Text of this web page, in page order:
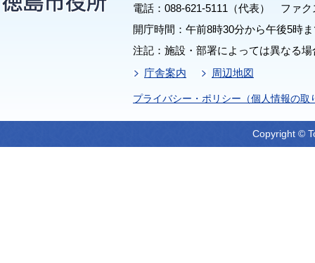
電話：088-621-5111（代表） ファク
開庁時間：午前8時30分から午後5時
注記：施設・部署によっては異なる
庁舎案内
周辺地図
プライバシー・ポリシー（個人情報の取
Copyright ©